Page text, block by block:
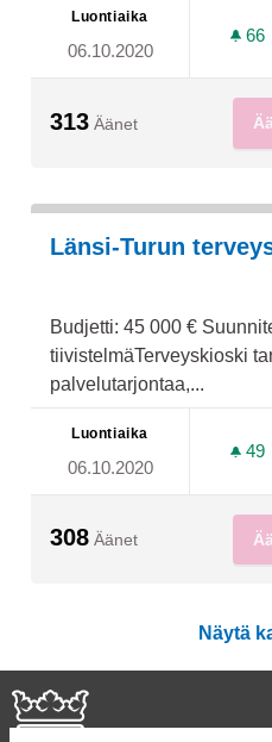
Luontiaika
06.10.2020
66
313 Äänet
Länsi-Turun
Budjetti: 45 000 €
tiivistelmäTerveyskioski
palvelutarjontaa,...
Luontiaika
06.10.2020
49
308 Äänet
Näytä